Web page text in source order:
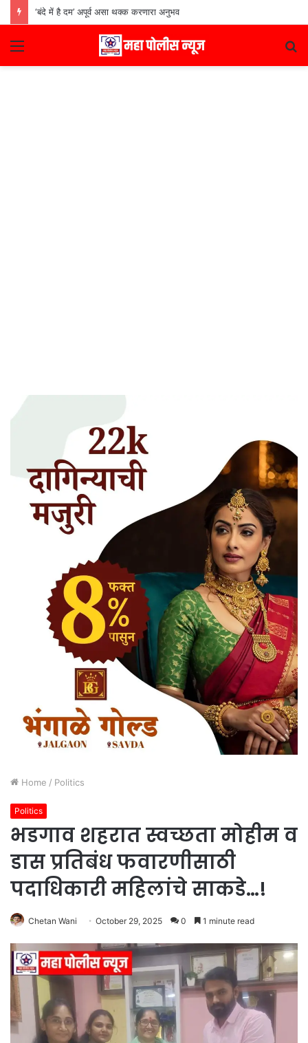
‘बंदे में है दम’ अपूर्व असा थक्क करणारा अनुभव
Menu
Home / Politics
Politics
भडगाव शहरात स्वच्छता मोहीम व
डास प्रतिबंध फवारणीसाठी
पदाधिकारी महिलांचे साकडे…!
Chetan Wani October 29, 2025 0 1 minute read